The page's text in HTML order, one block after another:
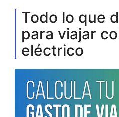
Todo lo que
para viajar
eléctrico